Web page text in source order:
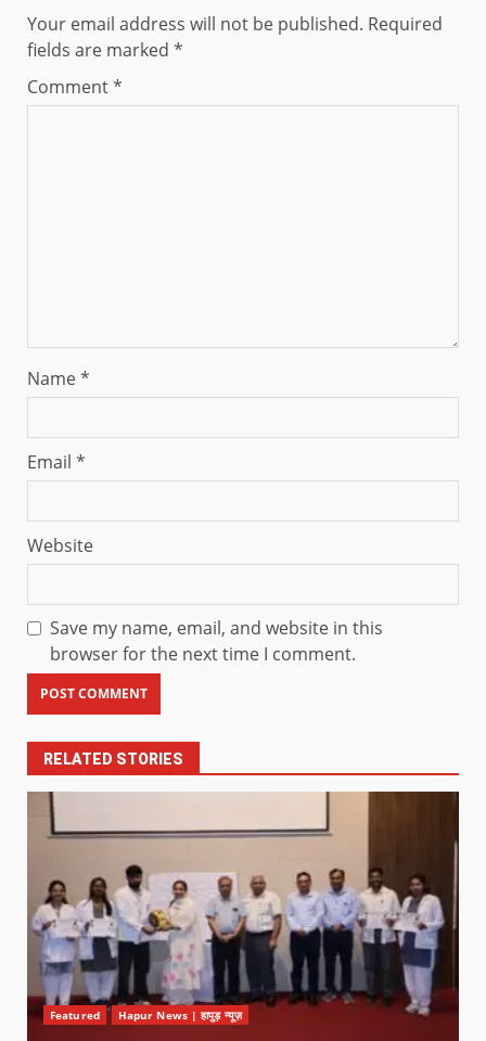
Your email address will not be published. Required
fields are marked *
Comment*
Name*
Email *
Website
Save my name, email, and website in this
browser for the next time I comment.
RELATED STORIES
Featured Hapur News | हापुड़ न्यूज़